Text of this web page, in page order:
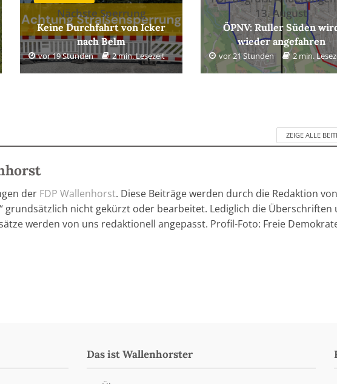
Nächste Sperrung
Keine Durchfahrt von Icker
nach Belm
vor 19 Stunden 2 min. Lesezeit
13. August
ÖPNV: Ruller Süden
wieder angefahren
vor 21 Stunden 2 min.
ZEIGE ALLE
der FDP Wallenhorst. Diese Beiträge werden durch die Redaktion
grundsätzlich nicht gekürzt oder bearbeitet. Lediglich die Überschriften
werden von uns redaktionell angepasst. Profil-Foto: Freie
Das ist Wallenhorster